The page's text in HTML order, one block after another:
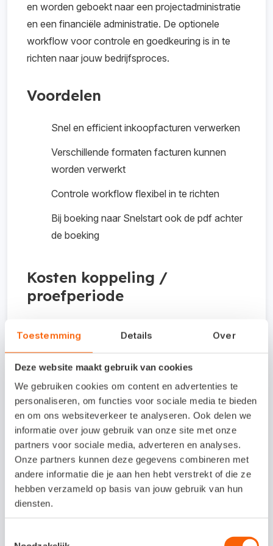
Toestemming Details Over
Deze website maakt gebruik van cookies
We gebruiken cookies om content en advertenties te
personaliseren, om functies voor sociale media te bieden
en om ons websiteverkeer te analyseren. Ook delen we
informatie over jouw gebruik van onze site met onze
partners voor sociale media, adverteren en analyses.
Onze partners kunnen deze gegevens combineren met
andere informatie die je aan hen hebt verstrekt of die ze
hebben verzameld op basis van jouw gebruik van hun
diensten.
en worden geboekt naar een projectadministratie
en een financiële administratie. De optionele
workflow voor controle en goedkeuring is in te
richten naar jouw bedrijfsproces.
Voordelen
Snel en efficient inkoopfacturen verwerken
Verschillende formaten facturen kunnen
worden verwerkt
Controle workflow flexibel in te richten
Bij boeking naar Snelstart ook de pdf achter
de boeking
Kosten koppeling /
proefperiode
Interesse in deze
koppeling?
Bel tijdens kantooruren naar 031-
854016323 of bezoek de
supportpagina.